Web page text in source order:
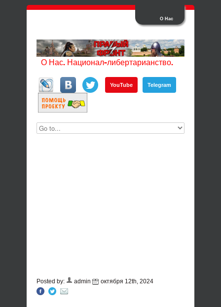
О Нас
О Нас. Национал-либертарианство.
YouTube Telegram
Posted by: admin октября 12th, 2024